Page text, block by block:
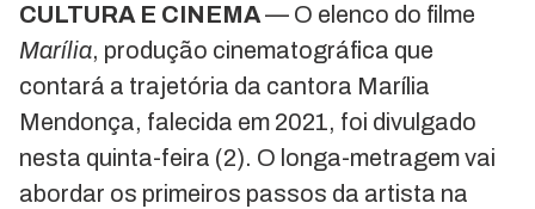
CULTURA E CINEMA— O elenco do filme
Marília, produção cinematográfica que
contará a trajetória da cantora Marília
Mendonça, falecida em 2021, foi divulgado
nesta quinta-feira (2). O longa-metragem vai
abordar os primeiros passos da artista na